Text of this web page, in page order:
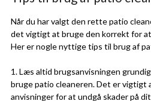
Når du har valgt den rette patio
det vigtigt at bruge den korrekt for
Her er nogle nyttige tips til brug af
1. Læs altid brugsanvisningen
bruge patio cleaneren. Det er vigtigt
anvisninger for at undgå skader på